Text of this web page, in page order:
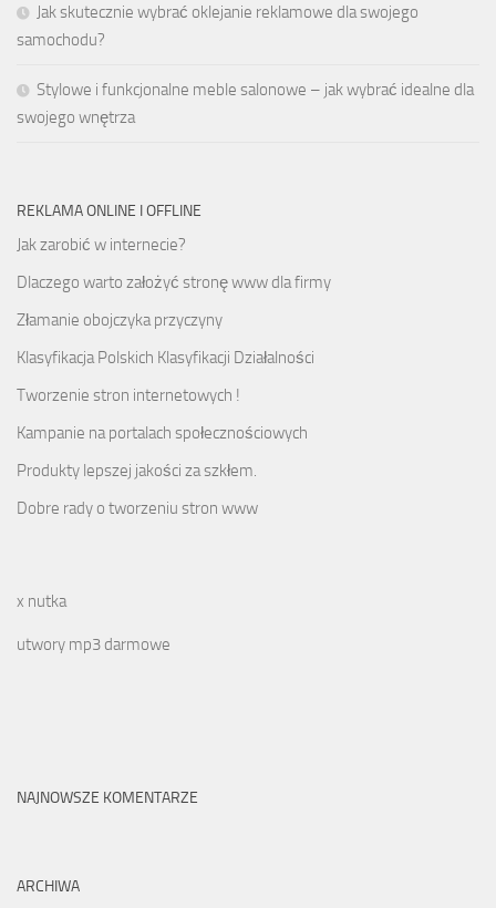
Jak skutecznie wybrać oklejanie reklamowe dla swojego
samochodu?
Stylowe i funkcjonalne meble salonowe – jak wybrać idealne dla
swojego wnętrza
REKLAMA ONLINE I OFFLINE
Jak zarobić w internecie?
Dlaczego warto założyć stronę www dla firmy
Złamanie obojczyka przyczyny
Klasyfikacja Polskich Klasyfikacji Działalności
Tworzenie stron internetowych !
Kampanie na portalach społecznościowych
Produkty lepszej jakości za szkłem.
Dobre rady o tworzeniu stron www
x nutka
utwory mp3 darmowe
NAJNOWSZE KOMENTARZE
ARCHIWA